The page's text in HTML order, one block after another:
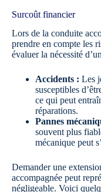
Surcoût financier
Lors de la conduite
prendre en compte les
évaluer la nécessité
Accidents : Les
susceptibles
ce qui peut
réparations.
Pannes
souvent plus
mécanique peut
Demander une
accompagnée peut
négligeable. Voici